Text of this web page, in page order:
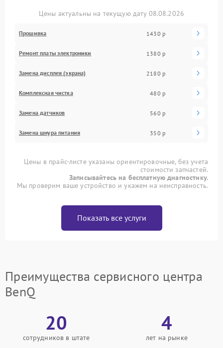
Цены актуальны на текущую дату 08.08.2026
Прошивка 1430 р
Ремонт платы электроники 1380 р
Замена дисплея (экрана) 2180 р
Комплексная чистка 480 р
Замена датчиков 560 р
Замена шнура питания 350 р
Цены в прайс-листе указаны ориентировочные, без учета
стоимости запчастей.
Записывайтесь на бесплатную диагностику.
Мы проверим ваше устройство и укажем на неисправность.
Показать все услуги
Преимущества сервисного центра
BenQ
20
сотрудников в штате
4
лет на рынке